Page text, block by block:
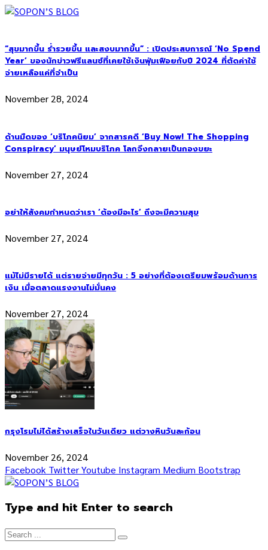
“สุขมากขึ้น ร่ำรวยขึ้น และสงบมากขึ้น” : เปิดประสบการณ์ ‘No Spend
Year’ ของนักข่าวฟรีแลนซ์ที่เคยใช้เงินฟุ่มเฟือยกับปี 2024 ที่ตัดค่าใช้
จ่ายเหลือแค่ที่จำเป็น
November 28, 2024
ด้านมืดของ ‘บริโภคนิยม’ จากสารคดี ‘Buy Now! The Shopping
Conspiracy’ มนุษย์โหมบริโภค โลกจึงกลายเป็นกองขยะ
November 27, 2024
อย่าให้สังคมกำหนดว่าเรา ‘ต้องมีอะไร’ ถึงจะมีความสุข
November 27, 2024
แม้ไม่มีรายได้ แต่รายจ่ายมีทุกวัน : 5 อย่างที่ต้องเตรียมพร้อมด้านการ
เงิน เมื่อตลาดแรงงานไม่มั่นคง
November 27, 2024
กรุงโรมไม่ได้สร้างเสร็จในวันเดียว แต่วางหินวันละก้อน
November 26, 2024
Facebook TwitterYoutube Instagram Medium Bootstrap
Type and hit Enter to search